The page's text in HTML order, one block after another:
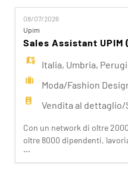
Offerte
di
lavoro
Carica
il
CV
Login
Lingua
08/07/2026
Upim
Sales Assistant UPIM
Italia, Umbria,
Moda/Fashion
Vendita al dettaglio/
Con un network di oltre
oltre 8000 dipendenti,
realizzare la nostra mission
accessibile a tutti.
...